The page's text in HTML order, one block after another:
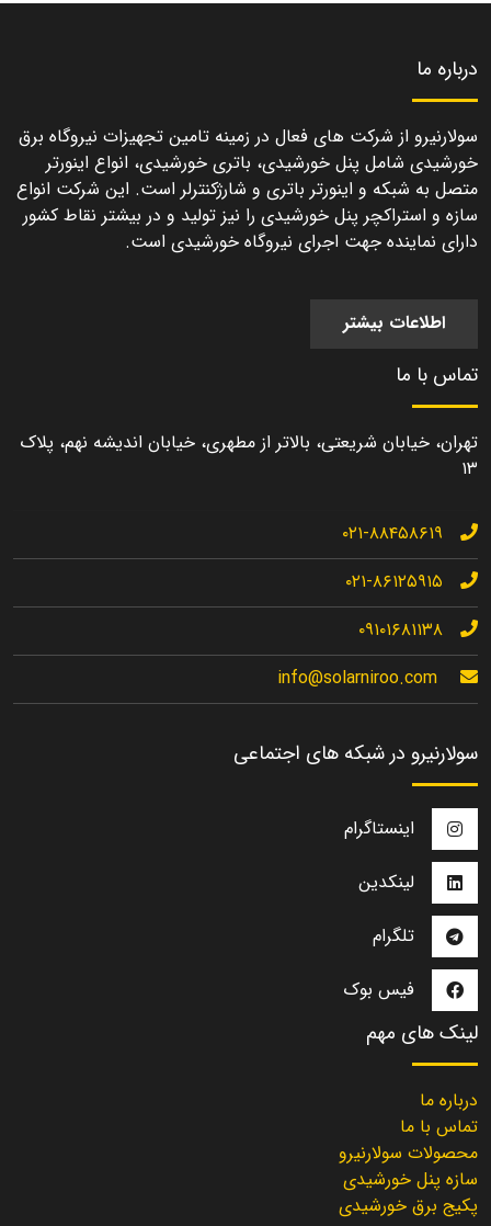
درباره ما
سولارنیرو از شرکت های فعال در زمینه تامین تجهیزات نیروگاه برق
خورشیدی شامل پنل خورشیدی، باتری خورشیدی، انواع اینورتر
متصل به شبکه و اینورتر باتری و شارژکنترلر است. این شرکت انواع
سازه و استراکچر پنل خورشیدی را نیز تولید و در بیشتر نقاط کشور
دارای نماینده جهت اجرای نیروگاه خورشیدی است.
اطلاعات بیشتر
تماس با ما
تهران، خیابان شریعتی، بالاتر از مطهری، خیابان اندیشه نهم، پلاک
۱۳
۰۲۱-۸۸۴۵۸۶۱۹
۰۲۱-۸۶۱۲۵۹۱۵
۰۹۱۰۱۶۸۱۱۳۸
info@solarniroo.com
سولارنیرو در شبکه های اجتماعی
اینستاگرام
لینکدین
تلگرام
فیس بوک
لینک های مهم
درباره ما
تماس با ما
محصولات سولارنیرو
سازه پنل خورشیدی
پکیج برق خورشیدی